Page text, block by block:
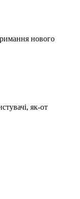
нового
як-от